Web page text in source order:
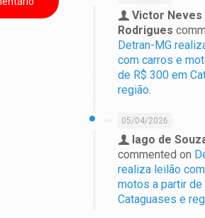
Victor Neves
Rodrigues
Detran-MG
com carros e
de R$ 300 em
região.
05/04/2026
Iago de
commented on
realiza leilão
motos a partir de
Cataguases e